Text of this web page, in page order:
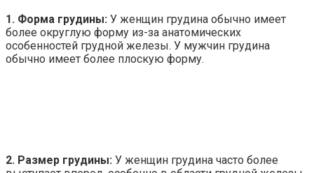
1. Форма грудины: У женщин грудина обычно имеет
более округлую форму из-за анатомических
особенностей грудной железы. У мужчин грудина
обычно имеет более плоскую форму.
2. Размер грудины: У женщин грудина часто более